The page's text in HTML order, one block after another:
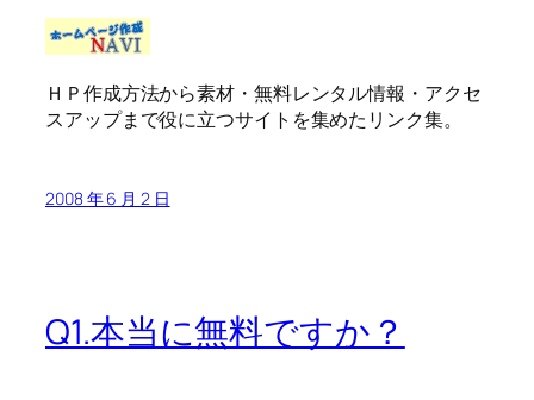
ＨＰ作成方法から素材・無料レンタル情報・アクセ
スアップまで役に立つサイトを集めたリンク集。
2008 年 6 月 2 日
Q1.本当に無料ですか？